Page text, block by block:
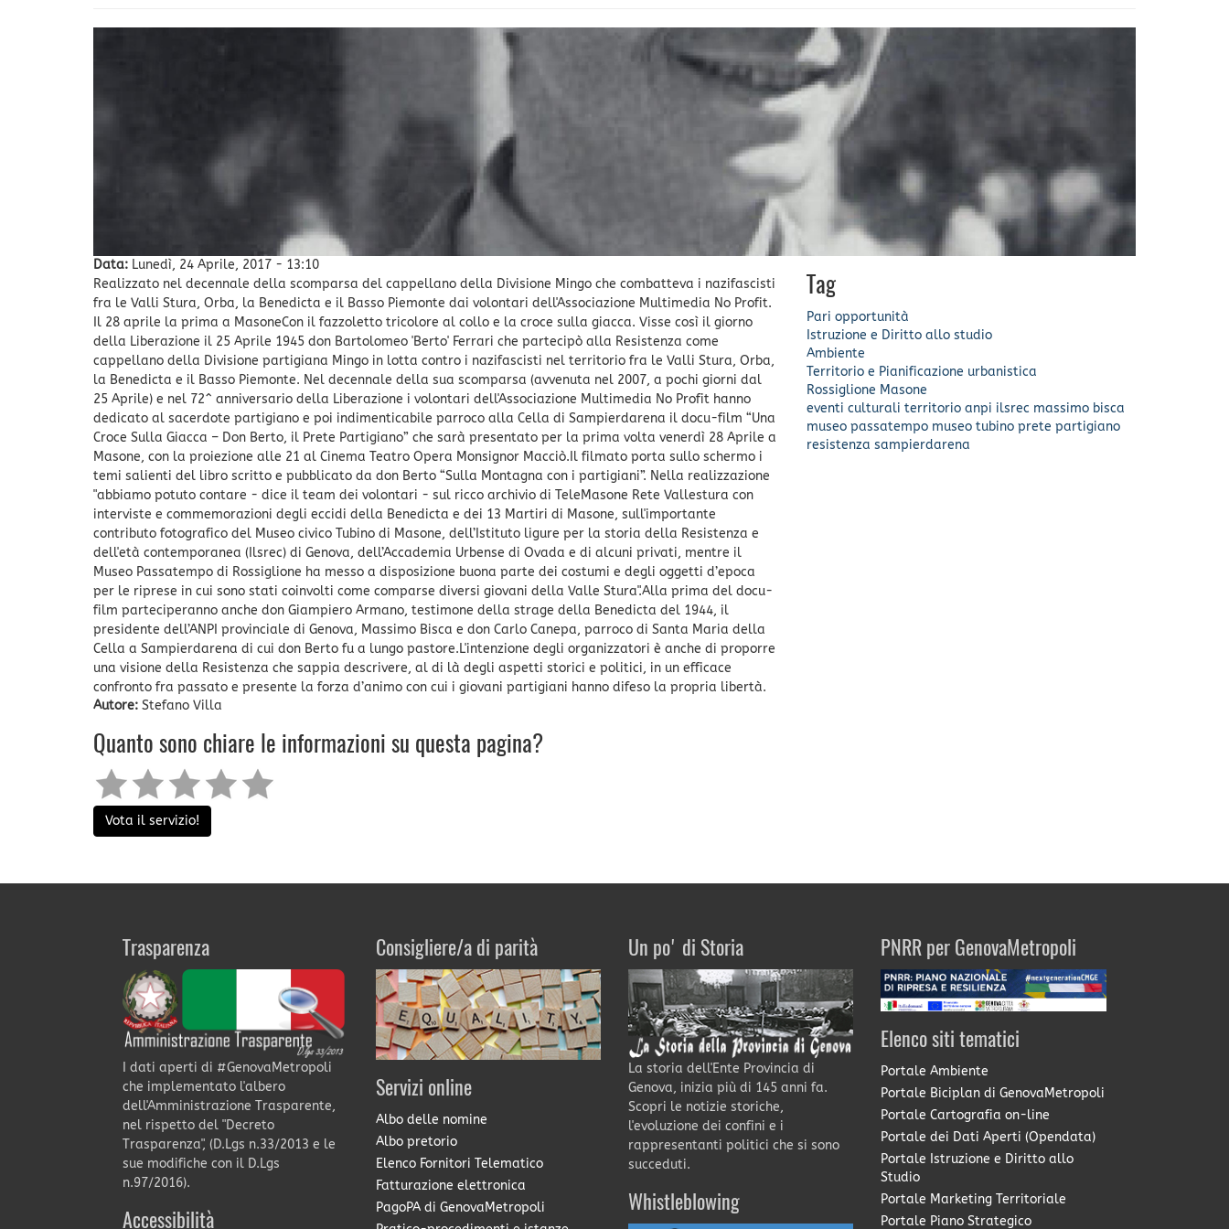
Data: Lunedì, 24 Aprile, 2017 - 13:10
Realizzato nel decennale della scomparsa del cappellano della Divisione Mingo che combatteva i nazifascisti
fra le Valli Stura, Orba, la Benedicta e il Basso Piemonte dai volontari dell'Associazione Multimedia No Profit.
Il 28 aprile la prima a MasoneCon il fazzoletto tricolore al collo e la croce sulla giacca. Visse così il giorno
della Liberazione il 25 Aprile 1945 don Bartolomeo 'Berto' Ferrari che partecipò alla Resistenza come
cappellano della Divisione partigiana Mingo in lotta contro i nazifascisti nel territorio fra le Valli Stura, Orba,
la Benedicta e il Basso Piemonte. Nel decennale della sua scomparsa (avvenuta nel 2007, a pochi giorni dal
25 Aprile) e nel 72^ anniversario della Liberazione i volontari dell'Associazione Multimedia No Profit hanno
dedicato al sacerdote partigiano e poi indimenticabile parroco alla Cella di Sampierdarena il docu-film “Una
Croce Sulla Giacca – Don Berto, il Prete Partigiano” che sarà presentato per la prima volta venerdì 28 Aprile a
Masone, con la proiezione alle 21 al Cinema Teatro Opera Monsignor Macciò.Il filmato porta sullo schermo i
temi salienti del libro scritto e pubblicato da don Berto “Sulla Montagna con i partigiani”. Nella realizzazione
"abbiamo potuto contare - dice il team dei volontari - sul ricco archivio di TeleMasone Rete Vallestura con
interviste e commemorazioni degli eccidi della Benedicta e dei 13 Martiri di Masone, sull'importante
contributo fotografico del Museo civico Tubino di Masone, dell’Istituto ligure per la storia della Resistenza e
dell'età contemporanea (Ilsrec) di Genova, dell’Accademia Urbense di Ovada e di alcuni privati, mentre il
Museo Passatempo di Rossiglione ha messo a disposizione buona parte dei costumi e degli oggetti d’epoca
per le riprese in cui sono stati coinvolti come comparse diversi giovani della Valle Stura".Alla prima del docu-
film parteciperanno anche don Giampiero Armano, testimone della strage della Benedicta del 1944, il
presidente dell’ANPI provinciale di Genova, Massimo Bisca e don Carlo Canepa, parroco di Santa Maria della
Cella a Sampierdarena di cui don Berto fu a lungo pastore.L'intenzione degli organizzatori è anche di proporre
una visione della Resistenza che sappia descrivere, al di là degli aspetti storici e politici, in un efficace
confronto fra passato e presente la forza d’animo con cui i giovani partigiani hanno difeso la propria libertà.
Autore: Stefano Villa
Tag
Pari opportunità
Istruzione e Diritto allo studio
Ambiente
Territorio e Pianificazione urbanistica
Rossiglione Masone
eventi culturali territorio anpi ilsrec massimo bisca
museo passatempo museo tubino prete partigiano
resistenza sampierdarena
Quanto sono chiare le informazioni su questa pagina?
Vota il servizio!
Trasparenza
I dati aperti di #GenovaMetropoli
che implementato l'albero
dell'Amministrazione Trasparente,
nel rispetto del "Decreto
Trasparenza", (D.Lgs n.33/2013 e le
sue modifiche con il D.Lgs
n.97/2016).
Accessibilità
Consigliere/a di parità
Servizi online
Albo delle nomine
Albo pretorio
Elenco Fornitori Telematico
Fatturazione elettronica
PagoPA di GenovaMetropoli
Un po' di Storia
La storia dell'Ente Provincia di
Genova, inizia più di 145 anni fa.
Scopri le notizie storiche,
l'evoluzione dei confini e i
rappresentanti politici che si sono
succeduti.
Whistleblowing
PNRR per GenovaMetropoli
Elenco siti tematici
Portale Ambiente
Portale Biciplan di GenovaMetropoli
Portale Cartografia on-line
Portale dei Dati Aperti (Opendata)
Portale Istruzione e Diritto allo
Studio
Portale Marketing Territoriale
Portale Piano Strategico